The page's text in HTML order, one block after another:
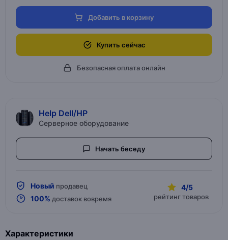
Добавить в корзину
Купить сейчас
Безопасная оплата онлайн
Help Dell/HP
Серверное оборудование
Начать беседу
Новый продавец
100% доставок вовремя
4/5
рейтинг товаров
Характеристики